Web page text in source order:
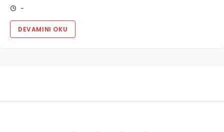
-
DEVAMINI OKU